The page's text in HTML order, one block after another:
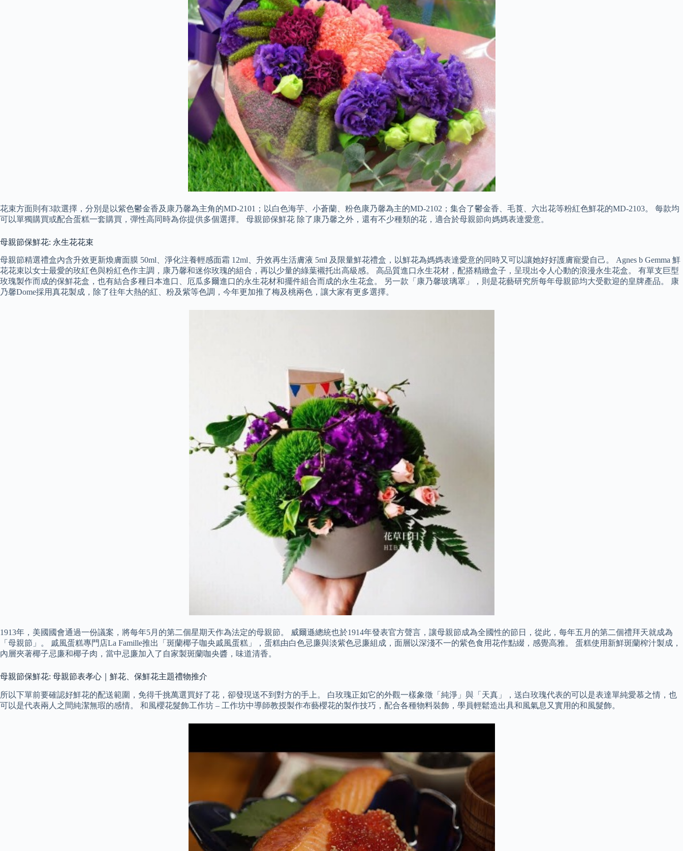
花束方面則有3款選擇，分別是以紫色鬱金香及康乃馨為主角的MD-2101；以白色海芋、小蒼蘭、粉色康乃馨為主的MD-2102；集合了鬱金香、毛莨、六出花等粉紅色鮮花的MD-2103。 每款均
可以單獨購買或配合蛋糕一套購買，彈性高同時為你提供多個選擇。 母親節保鮮花 除了康乃馨之外，還有不少種類的花，適合於母親節向媽媽表達愛意。
母親節保鮮花: 永生花花束
母親節精選禮盒內含升效更新煥膚面膜 50ml、淨化注養輕感面霜 12ml、升效再生活膚液 5ml 及限量鮮花禮盒，以鮮花為媽媽表達愛意的同時又可以讓她好好護膚寵愛自己。 Agnes b Gemma 鮮
花花束以女士最愛的玫紅色與粉紅色作主調，康乃馨和迷你玫瑰的組合，再以少量的綠葉襯托出高級感。 高品質進口永生花材，配搭精緻盒子，呈現出令人心動的浪漫永生花盒。 有單支巨型
玫瑰製作而成的保鮮花盒，也有結合多種日本進口、厄瓜多爾進口的永生花材和擺件組合而成的永生花盒。 另一款「康乃馨玻璃罩」，則是花藝研究所每年母親節均大受歡迎的皇牌產品。 康
乃馨Dome採用真花製成，除了往年大熱的紅、粉及紫等色調，今年更加推了梅及桃兩色，讓大家有更多選擇。
1913年，美國國會通過一份議案，將每年5月的第二個星期天作為法定的母親節。 威爾遜總統也於1914年發表官方聲言，讓母親節成為全國性的節日，從此，每年五月的第二個禮拜天就成為
「母親節」。 戚風蛋糕專門店La Famille推出「斑蘭椰子咖央戚風蛋糕」，蛋糕由白色忌廉與淡紫色忌廉組成，面層以深淺不一的紫色食用花作點綴，感覺高雅。 蛋糕使用新鮮斑蘭榨汁製成，
內層夾著椰子忌廉和椰子肉，當中忌廉加入了自家製斑蘭咖央醬，味道清香。
母親節保鮮花: 母親節表孝心｜鮮花、保鮮花主題禮物推介
所以下單前要確認好鮮花的配送範圍，免得千挑萬選買好了花，卻發現送不到對方的手上。 白玫瑰正如它的外觀一樣象徵「純淨」與「天真」，送白玫瑰代表的可以是表達單純愛慕之情，也
可以是代表兩人之間純潔無瑕的感情。 和風櫻花髮飾工作坊 – 工作坊中導師教授製作布藝櫻花的製作技巧，配合各種物料裝飾，學員輕鬆造出具和風氣息又實用的和風髮飾。